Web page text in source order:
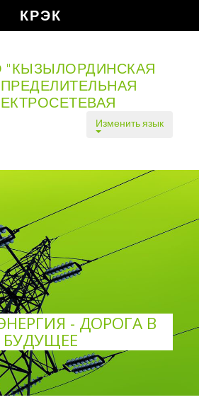
"КЫЗЫЛОРДИНСКАЯ
Изменить язык
- ДОРОГА В
БУДУЩЕЕ
КРЭК